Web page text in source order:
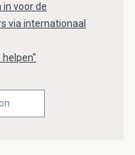
voor de
via internationaal
helpen"